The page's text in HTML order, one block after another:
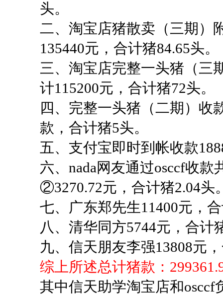
头。
二、淘宝店猪散卖（三期）
135440元，合计猪84.65头。
三、淘宝店完整一头猪（三
计115200元，合计猪72头。
四、完整一头猪（二期）收
款，合计猪5头。
五、支付宝即时到帐收款
六、nada网友通过osccf收
②3270.72元，合计猪2.04头
七、广东郑先生11400元，
八、清华同方5744元，合计
九、信天朋友李强13808元
综上所述总计猪款：
其中信天助学淘宝店和osccf